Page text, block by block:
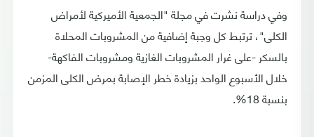
وفي دراسة نشرت في مجلة "الجمعية الأميركية لأمراض
الكلى"، ترتبط كل وجبة إضافية من المشروبات المحلاة
بالسكر -على غرار المشروبات الغازية ومشروبات الفاكهة-
خلال الأسبوع الواحد بزيادة خطر الإصابة بمرض الكلى المزمن
بنسبة 18%.